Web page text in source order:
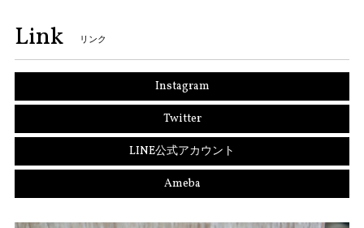
Link リンク
Instagram
Twitter
LINE公式アカウント
Ameba